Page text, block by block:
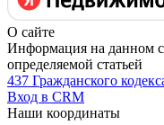
О сайте
Информация на данном
определяемой статьей
437 Гражданского
Вход в CRM
Наши координаты